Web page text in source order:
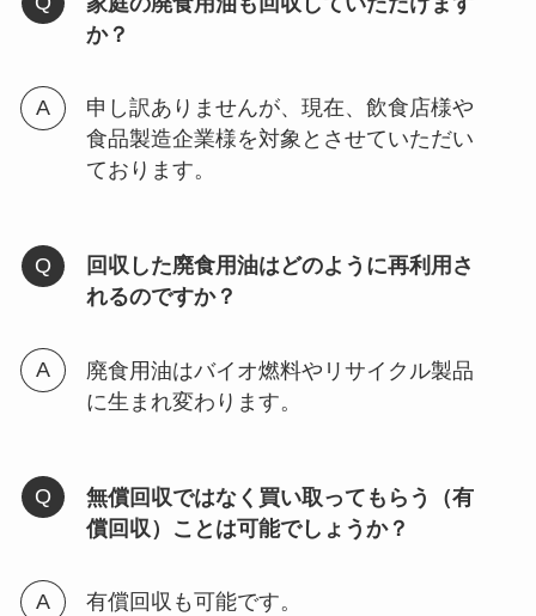
か？
申し訳ありませんが、現在、飲食店様や
食品製造企業様を対象とさせていただい
ております。
回収した廃食用油はどのように再利用さ
れるのですか？
廃食用油はバイオ燃料やリサイクル製品
に生まれ変わります。
無償回収ではなく買い取ってもらう（有
償回収）ことは可能でしょうか？
有償回収も可能です。